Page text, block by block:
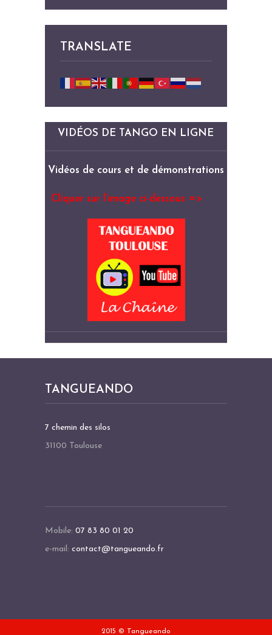
TRANSLATE
VIDÉOS DE TANGO EN LIGNE
Vidéos de cours et de démonstrations
Cliquer sur l’image ci-dessous =>
TANGUEANDO
7 chemin des silos
31100 Toulouse
Mobile: 07 83 80 01 20
e-mail: contact@tangueando.fr
2015 © Tangueando